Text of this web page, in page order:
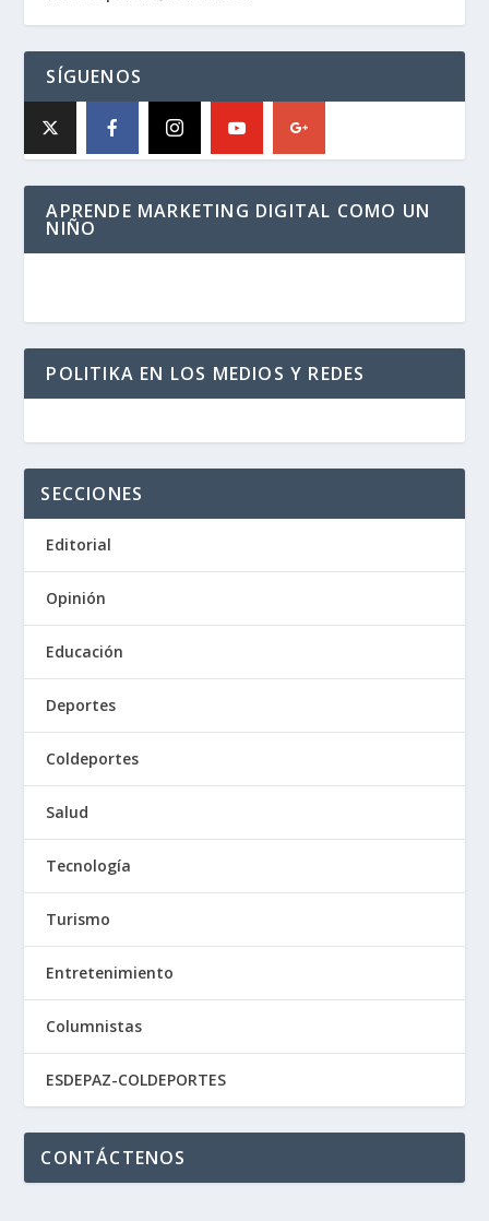
SÍGUENOS
APRENDE MARKETING DIGITAL COMO UN
NIÑO
POLITIKA EN LOS MEDIOS Y REDES
SECCIONES
Editorial
Opinión
Educación
Deportes
Coldeportes
Salud
Tecnología
Turismo
Entretenimiento
Columnistas
ESDEPAZ-COLDEPORTES
CONTÁCTENOS